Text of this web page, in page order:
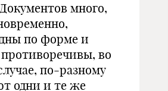
много,
по форме и
противоречивы, во
по-разному
одни и те же